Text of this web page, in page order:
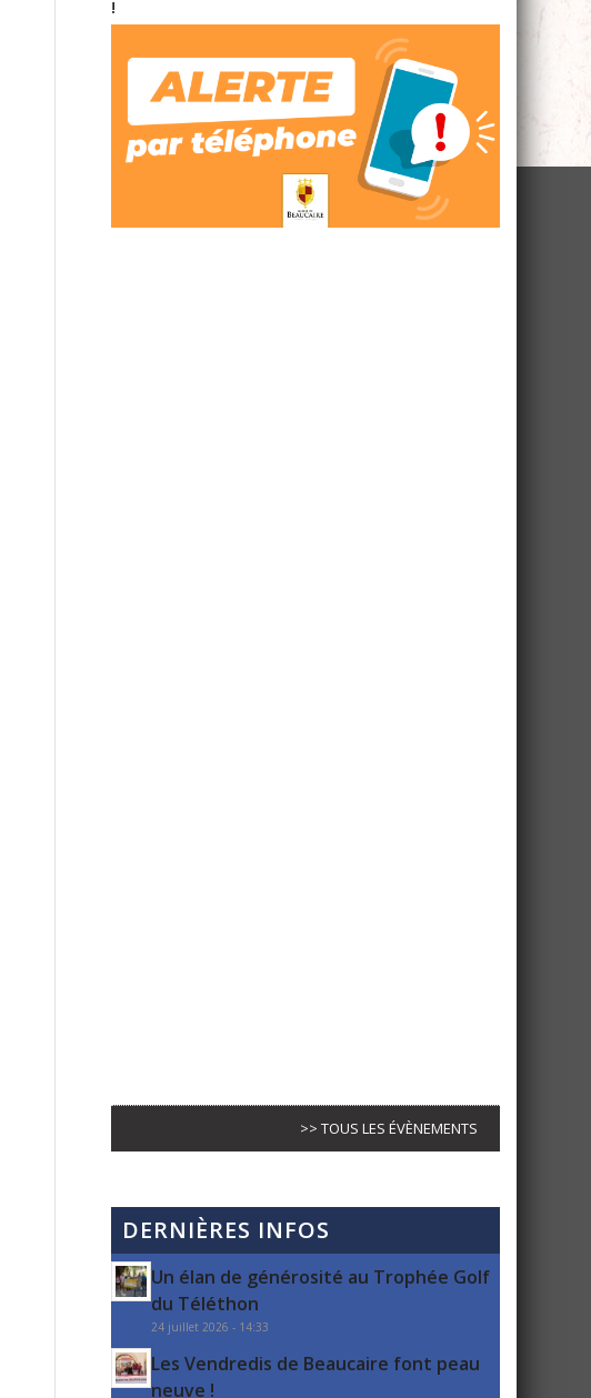
!
>> TOUS LES ÉVÈNEMENTS
DERNIÈRES INFOS
Un élan de générosité au Trophée Golf
du Téléthon
24 juillet 2026 - 14:33
Les Vendredis de Beaucaire font peau
neuve !